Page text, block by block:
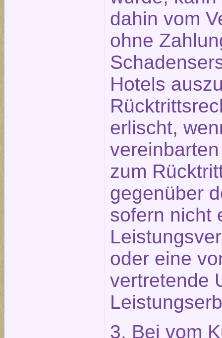
dahin vom
ohne
Hotels
erlischt,
zum
gegenüber
sofern nicht
oder eine
vertretende
3. Bei vom